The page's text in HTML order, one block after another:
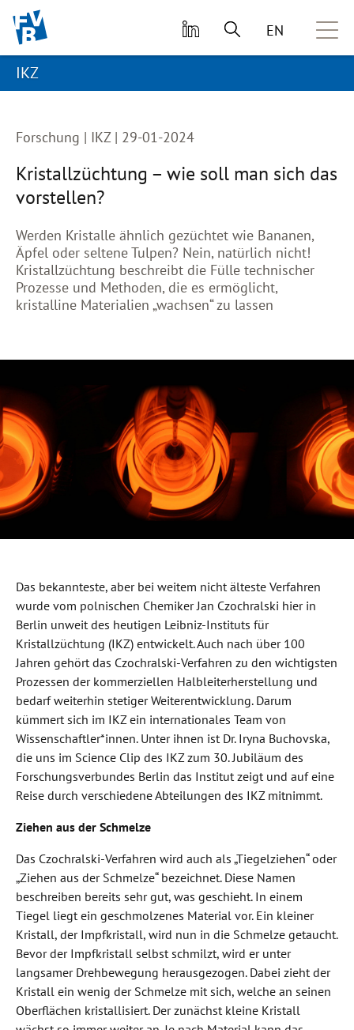
zum primären Inhalt springen
EN
IKZ
Forschung | IKZ | 29-01-2024
Kristallzüchtung – wie soll man sich das
vorstellen?
Werden Kristalle ähnlich gezüchtet wie Bananen,
Äpfel oder seltene Tulpen? Nein, natürlich nicht!
Kristallzüchtung beschreibt die Fülle technischer
Prozesse und Methoden, die es ermöglicht,
kristalline Materialien „wachsen“ zu lassen
Das bekannteste, aber bei weitem nicht älteste Verfahren
wurde vom polnischen Chemiker Jan Czochralski hier in
Berlin unweit des heutigen Leibniz-Instituts für
Kristallzüchtung (IKZ) entwickelt. Auch nach über 100
Jahren gehört das Czochralski-Verfahren zu den wichtigsten
Prozessen der kommerziellen Halbleiterherstellung und
bedarf weiterhin stetiger Weiterentwicklung. Darum
kümmert sich im IKZ ein internationales Team von
Wissenschaftler*innen. Unter ihnen ist Dr. Iryna Buchovska,
die uns im Science Clip des IKZ zum 30. Jubiläum des
Forschungsverbundes Berlin das Institut zeigt und auf eine
Reise durch verschiedene Abteilungen des IKZ mitnimmt.
Ziehen aus der Schmelze
Das Czochralski-Verfahren wird auch als „Tiegelziehen“ oder
„Ziehen aus der Schmelze“ bezeichnet. Diese Namen
beschreiben bereits sehr gut, was geschieht. In einem
Tiegel liegt ein geschmolzenes Material vor. Ein kleiner
Kristall, der Impfkristall, wird nun in die Schmelze getaucht.
Bevor der Impfkristall selbst schmilzt, wird er unter
langsamer Drehbewegung herausgezogen. Dabei zieht der
Kristall ein wenig der Schmelze mit sich, welche an seinen
Oberflächen kristallisiert. Der zunächst kleine Kristall